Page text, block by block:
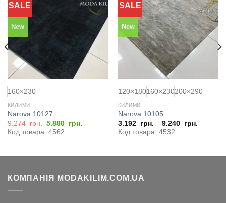
SALE
New
Додати
до
160×230
КИЛИМИ
Narova 10127
9.274грн. Оригінальна
ціна:
9.274
5.880 грн.
Код товара: 4562
SALE
New
Додати
до
обраного
120×180160×230200×290
КИЛИМИ
Narova 10105
3.192 грн. – 9.240 грн.
Код товара: 4532
КОМПАНІЯ MODAKILIM.COM.UA